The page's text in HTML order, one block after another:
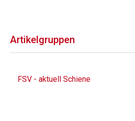
Artikelgruppen
FSV - aktuell Schiene